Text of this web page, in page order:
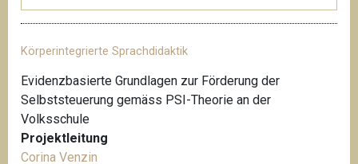
Körperintegrierte Sprachdidaktik
Evidenzbasierte Grundlagen zur Förderung der
Selbststeuerung gemäss PSI-Theorie an der
Volksschule
Projektleitung
Corina Venzin